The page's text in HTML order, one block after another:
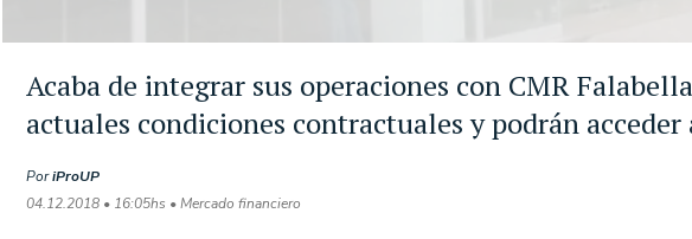
Acaba de integrar sus operaciones con CMR
actuales condiciones contractuales y podrán acceder
PoriProUP
04.12.2018 • 16:05hs • Mercado financiero